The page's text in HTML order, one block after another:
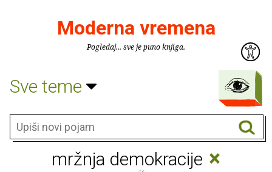
Moderna vremena
Pogledaj... sve je puno knjiga.
Sve teme
mržnja demokracije ×